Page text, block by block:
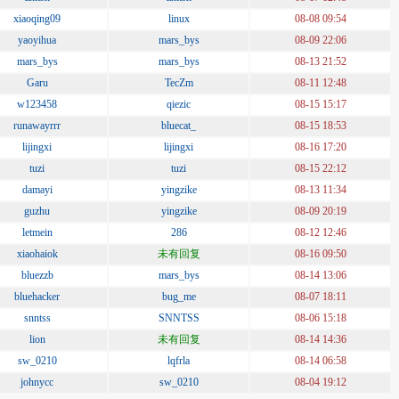
xiaoqing09 linux
08-08 09:54
yaoyihua mars_bys
08-09 22:06
mars_bys mars_bys
08-13 21:52
Garu TecZm
08-11 12:48
w123458 qiezic
08-15 15:17
runawayrrr bluecat_
08-15 18:53
lijingxi lijingxi
08-16 17:20
tuzi tuzi
08-15 22:12
damayi yingzike
08-13 11:34
guzhu yingzike
08-09 20:19
letmein 286
08-12 12:46
xiaohaiok 未有回复
08-16 09:50
bluezzb mars_bys
08-14 13:06
bluehacker bug_me
08-07 18:11
snntss SNNTSS
08-06 15:18
lion 未有回复
08-14 14:36
sw_0210 lqfrla
08-14 06:58
johnycc sw_0210 08-04 19:12